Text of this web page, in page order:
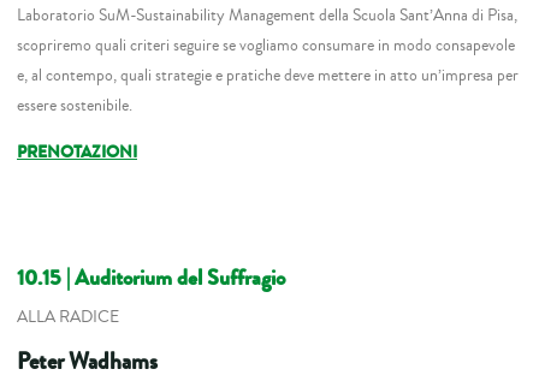
Laboratorio SuM-Sustainability Management della Scuola Sant’Anna di Pisa,
scopriremo quali criteri seguire se vogliamo consumare in modo consapevole
e, al contempo, quali strategie e pratiche deve mettere in atto un’impresa per
essere sostenibile.
PRENOTAZIONI
10.15 | Auditorium del Suffragio
ALLA RADICE
Peter Wadhams